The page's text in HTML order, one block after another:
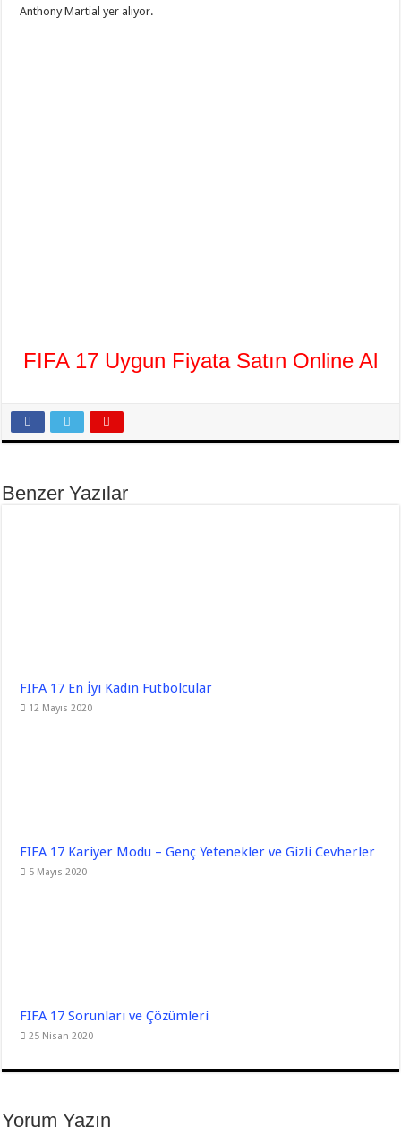
Anthony Martial yer alıyor.
FIFA 17 Uygun Fiyata Satın Online Al
Benzer Yazılar
FIFA 17 En İyi Kadın Futbolcular
12 Mayıs 2020
FIFA 17 Kariyer Modu – Genç Yetenekler ve Gizli Cevherler
5 Mayıs 2020
FIFA 17 Sorunları ve Çözümleri
25 Nisan 2020
Yorum Yazın